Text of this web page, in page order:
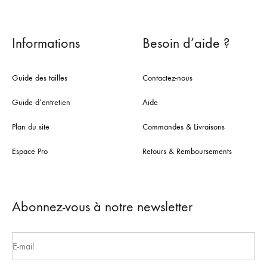
Informations
Guide des tailles
Guide d’entretien
Plan du site
Espace Pro
Besoin d’aide ?
Contactez-nous
Aide
Commandes & Livraisons
Retours & Remboursements
Abonnez-vous à notre newsletter